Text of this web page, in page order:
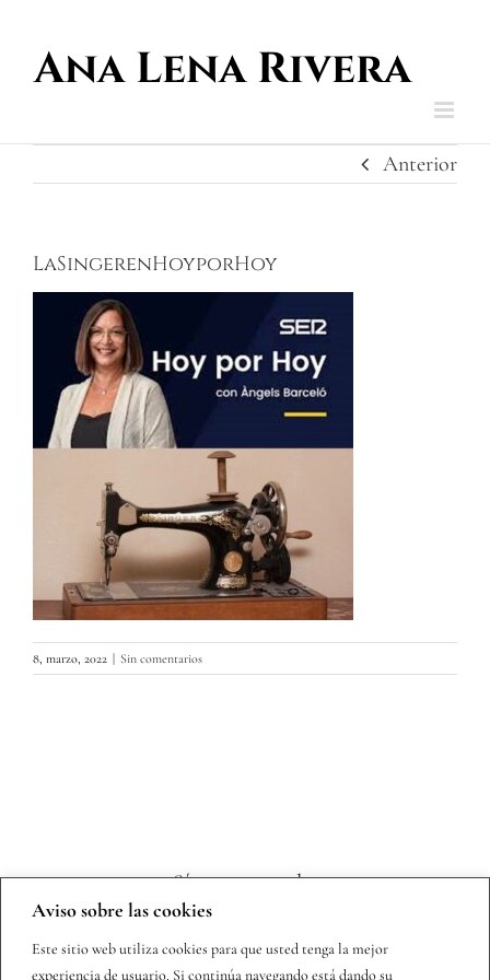
Aviso sobre las cookies
Este sitio web utiliza cookies para que usted tenga la mejor
experiencia de usuario. Si continúa navegando está dando su
contenido
Anterior
LaSingerenHoyporHoy
8, marzo, 2022 Sin comentarios
Sígueme en redes